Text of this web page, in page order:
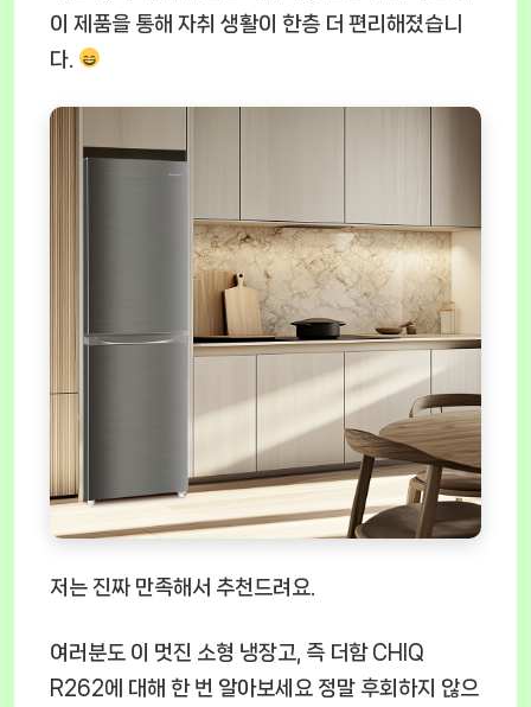
이 제품을 통해 자취 생활이 한층 더 편리해졌습니
다.
저는 진짜 만족해서 추천드려요.
여러분도 이 멋진 소형 냉장고, 즉 더함 CHIQ
R262에 대해 한 번 알아보세요 정말 후회하지 않으